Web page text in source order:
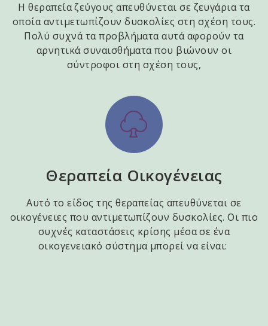
Η θεραπεία ζεύγους απευθύνεται σε ζευγάρια τα
οποία αντιμετωπίζουν δυσκολίες στη σχέση τους.
Πολύ συχνά τα προβλήματα αυτά αφορούν τα
αρνητικά συναισθήματα που βιώνουν οι
σύντροφοι στη σχέση τους,
Θεραπεία Οικογένειας
Αυτό το είδος της θεραπείας απευθύνεται σε
οικογένειες που αντιμετωπίζουν δυσκολίες. Οι πιο
συχνές καταστάσεις κρίσης μέσα σε ένα
οικογενειακό σύστημα μπορεί να είναι: